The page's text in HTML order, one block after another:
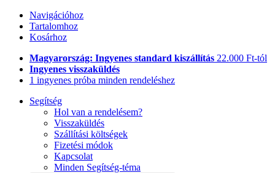
Navigációhoz
Tartalomhoz
Kosárhoz
Magyarország: Ingyenes standard kiszállítás 22.000 Ft-tól
Ingyenes visszaküldés
1 ingyenes próba minden rendeléshez
Segítség
Hol van a rendelésem?
Visszaküldés
Szállítási költségek
Fizetési módok
Kapcsolat
Minden Segítség-téma